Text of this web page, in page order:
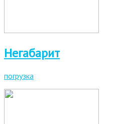
Негабарит
погрузка